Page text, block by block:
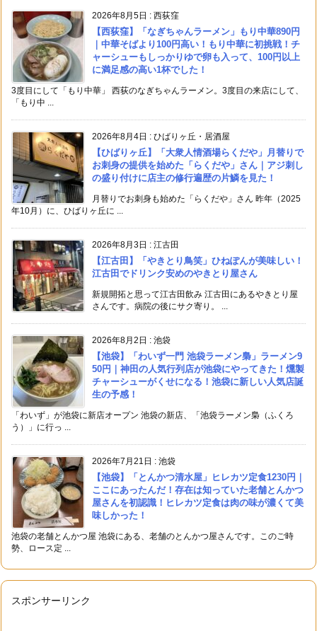
2026年8月5日 : 西荻窪
【西荻窪】「なぎちゃんラーメン」もり中華890円
｜中華そばより100円高い！もり中華に初挑戦！チ
ャーシューもしっかりゆで卵も入って、100円以上
に満足感の高い1杯でした！
3度目にして「もり中華」 西荻のなぎちゃんラーメン。3度目の来店にして、
「もり中 ...
2026年8月4日 : ひばりヶ丘・居酒屋
【ひばりヶ丘】「大衆人情酒場らくだや」月替りで
お刺身の提供を始めた「らくだや」さん｜アジ刺し
の盛り付けに店主の修行遍歴の片鱗を見た！
月替りでお刺身も始めた「らくだや」さん 昨年（2025
年10月）に、ひばりヶ丘に ...
2026年8月3日 : 江古田
【江古田】「やきとり鳥笑」ひねぽんが美味しい！
江古田でドリンク安めのやきとり屋さん
新規開拓と思って江古田飲み 江古田にあるやきとり屋
さんです。病院の後にサク寄り。 ...
2026年8月2日 : 池袋
【池袋】「わいず一門 池袋ラーメン梟」ラーメン9
50円｜神田の人気行列店が池袋にやってきた！燻製
チャーシューがくせになる！池袋に新しい人気店誕
生の予感！
「わいず」が池袋に新店オープン 池袋の新店、「池袋ラーメン梟（ふくろ
う）」に行っ ...
2026年7月21日 : 池袋
【池袋】「とんかつ清水屋」ヒレカツ定食1230円｜
ここにあったんだ！存在は知っていた老舗とんかつ
屋さんを初認識！ヒレカツ定食は肉の味が濃くて美
味しかった！
池袋の老舗とんかつ屋 池袋にある、老舗のとんかつ屋さんです。このご時
勢、ロース定 ...
スポンサーリンク